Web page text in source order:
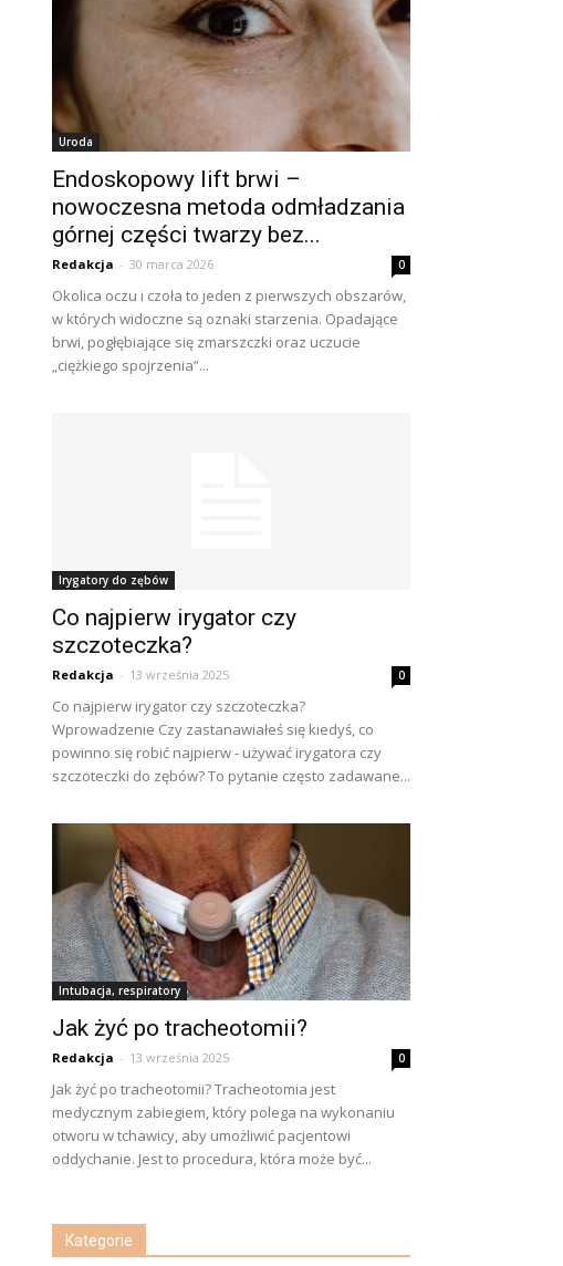
Uroda
Endoskopowy lift brwi –
nowoczesna metoda odmładzania
górnej części twarzy bez...
Redakcja - 30 marca 2026 0
Okolica oczu i czoła to jeden z pierwszych obszarów,
w których widoczne są oznaki starzenia. Opadające
brwi, pogłębiające się zmarszczki oraz uczucie
„ciężkiego spojrzenia”...
Irygatory do zębów
Co najpierw irygator czy
szczoteczka?
Redakcja - 13 września 2025 0
Co najpierw irygator czy szczoteczka?
Wprowadzenie Czy zastanawiałeś się kiedyś, co
powinno się robić najpierw - używać irygatora czy
szczoteczki do zębów? To pytanie często zadawane...
Intubacja, respiratory
Jak żyć po tracheotomii?
Redakcja - 13 września 2025 0
Jak żyć po tracheotomii? Tracheotomia jest
medycznym zabiegiem, który polega na wykonaniu
otworu w tchawicy, aby umożliwić pacjentowi
oddychanie. Jest to procedura, która może być...
Kategorie